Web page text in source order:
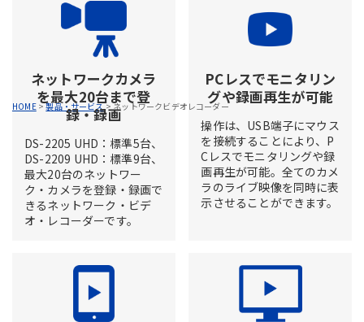
HOME>製品・サービス>ネットワークビデオレコーダー
ネットワークカメラ
を最大20台まで登
録・録画
DS-2205 UHD：標準5台、
DS-2209 UHD：標準9台、
最大20台のネットワー
ク・カメラを登録・録画で
きるネットワーク・ビデ
オ・レコーダーです。
PCレスでモニタリン
グや録画再生が可能
操作は、USB端子にマウス
を接続することにより、P
Cレスでモニタリングや録
画再生が可能。全てのカメ
ラのライブ映像を同時に表
示させることができます。